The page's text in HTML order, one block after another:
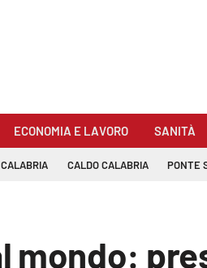
ECONOMIA E LAVORO SANITÀ
CALDO CALABRIA PONTE
mondo: